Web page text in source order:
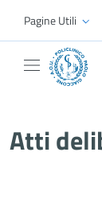
Skip to Main
Pagine Utili
Atti